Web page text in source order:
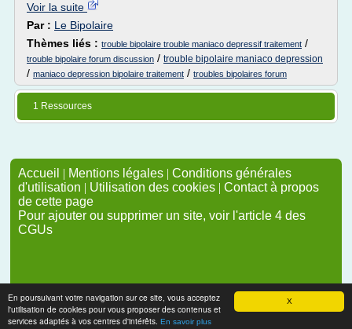
X
En poursuivant votre navigation sur ce site, vous acceptez
l'utilisation de cookies pour vous proposer des contenus et
services adaptés à vos centres d'intérêts. En savoir plus
Voir la suite
Par : Le Bipolaire
Thèmes liés : trouble bipolaire trouble maniaco depressif traitement /
trouble bipolaire forum discussion / trouble bipolaire maniaco depression
/ maniaco depression bipolaire traitement / troubles bipolaires forum
1 Ressources
Accueil | Mentions légales | Conditions générales
d'utilisation | Utilisation des cookies | Contact à propos
de cette page
Pour ajouter ou supprimer un site, voir l'article 4 des
CGUs